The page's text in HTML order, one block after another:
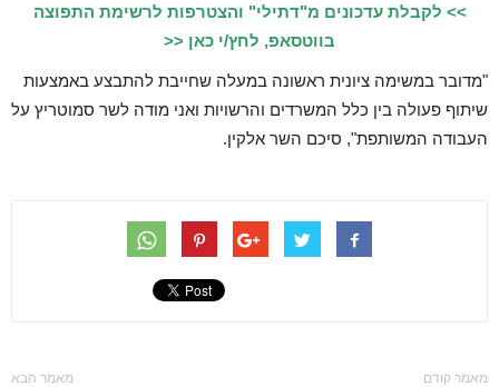
>> לקבלת עדכונים מ"דתילי" והצטרפות לרשימת התפוצה
בווטסאפ, לחץ/י כאן <<
"מדובר במשימה ציונית ראשונה במעלה שחייבת להתבצע באמצעות
שיתוף פעולה בין כלל המשרדים והרשויות ואני מודה לשר סמוטריץ על
העבודה המשותפת", סיכם השר אלקין.
מאמר קודם מאמר הבא